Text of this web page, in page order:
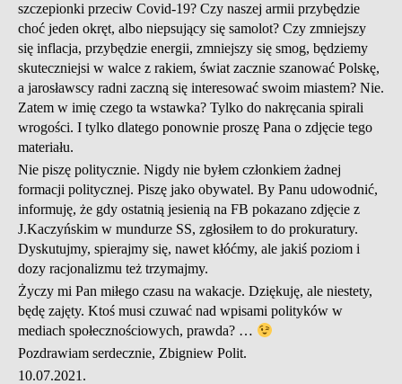
szczepionki przeciw Covid-19? Czy naszej armii przybędzie
choć jeden okręt, albo niepsujący się samolot? Czy zmniejszy
się inflacja, przybędzie energii, zmniejszy się smog, będziemy
skuteczniejsi w walce z rakiem, świat zacznie szanować Polskę,
a jarosławscy radni zaczną się interesować swoim miastem? Nie.
Zatem w imię czego ta wstawka? Tylko do nakręcania spirali
wrogości. I tylko dlatego ponownie proszę Pana o zdjęcie tego
materiału.
Nie piszę politycznie. Nigdy nie byłem członkiem żadnej
formacji politycznej. Piszę jako obywatel. By Panu udowodnić,
informuję, że gdy ostatnią jesienią na FB pokazano zdjęcie z
J.Kaczyńskim w mundurze SS, zgłosiłem to do prokuratury.
Dyskutujmy, spierajmy się, nawet kłóćmy, ale jakiś poziom i
dozy racjonalizmu też trzymajmy.
Życzy mi Pan miłego czasu na wakacje. Dziękuję, ale niestety,
będę zajęty. Ktoś musi czuwać nad wpisami polityków w
mediach społecznościowych, prawda? …
Pozdrawiam serdecznie, Zbigniew Polit.
10.07.2021.